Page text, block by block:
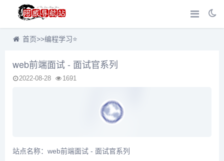
首页>>编程学习⭐
web前端面试 - 面试官系列
2022-08-28 1691
站点名称：web前端面试 - 面试官系列